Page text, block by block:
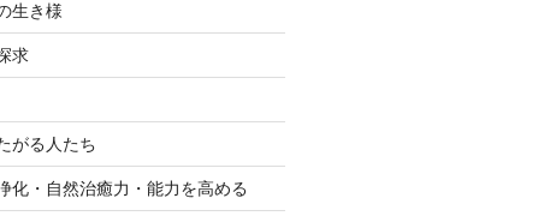
生き様
求
がる人たち
化・自然治癒力・能力を高める